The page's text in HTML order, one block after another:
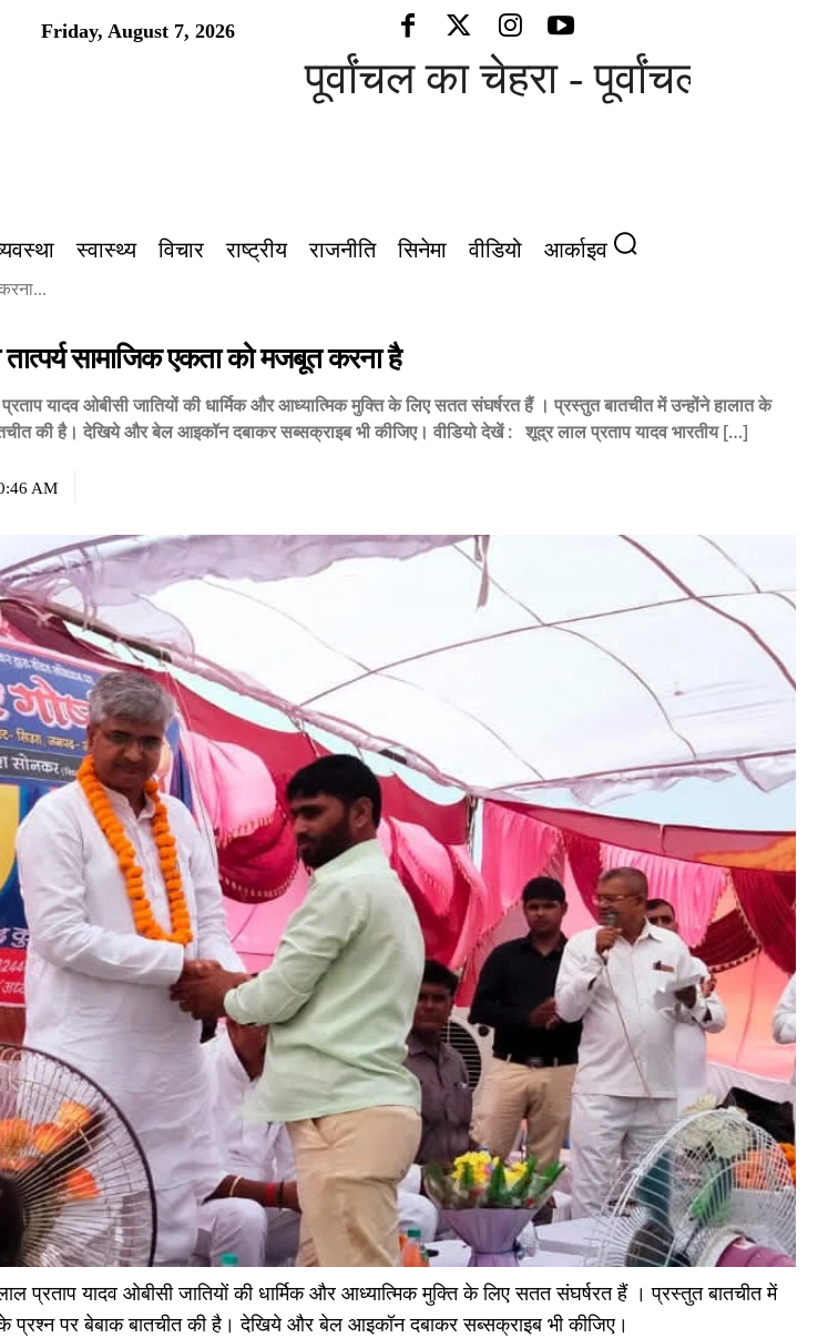
Friday, August 7, 2026
पूर्वांचल का चेहरा - पूर्वांचल की आवाज़
स्वास्थ्य विचार राष्ट्रीय राजनीति सिनेमा वीडियो आर्काइव
सामाजिक एकता को मजबूत करना है
यादव ओबीसी जातियों की धार्मिक और आध्यात्मिक मुक्ति के लिए सतत संघर्षरत हैं । प्रस्तुत बातचीत में उन्होंने हालात के
की है। देखिये और बेल आइकॉन दबाकर सब्सक्राइब भी कीजिए। वीडियो देखें : शूद्र लाल प्रताप यादव भारतीय […]
AM
प्रताप यादव ओबीसी जातियों की धार्मिक और आध्यात्मिक मुक्ति के लिए सतत संघर्षरत हैं । प्रस्तुत बातचीत में
प्रश्न पर बेबाक बातचीत की है। देखिये और बेल आइकॉन दबाकर सब्सक्राइब भी कीजिए।